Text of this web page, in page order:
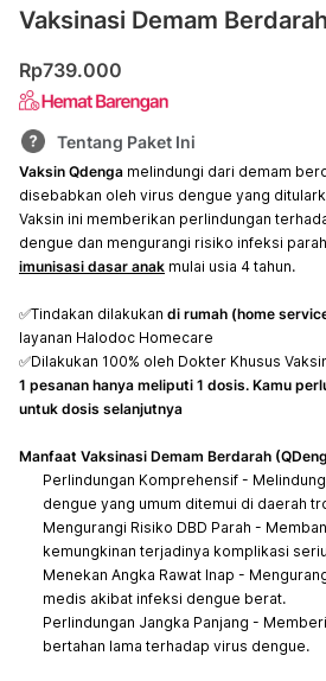
Vaksinasi Demam
Rp739.000
Tentang Paket Ini
Vaksin Qdenga melindungi dari demam
disebabkan oleh virus dengue yang
Vaksin ini memberikan perlindungan
dengue dan mengurangi risiko infeksi
imunisasi dasar anak mulai usia 4 tahun.
✅Tindakan dilakukan di rumah (home
layanan Halodoc Homecare
✅Dilakukan 100% oleh Dokter Khusus
1 pesanan hanya meliputi 1 dosis. Kamu
untuk dosis selanjutnya
Manfaat Vaksinasi Demam Berdarah
Perlindungan Komprehensif -
dengue yang umum ditemui di daerah
Mengurangi Risiko DBD Parah -
kemungkinan terjadinya komplikasi
Menekan Angka Rawat Inap -
medis akibat infeksi dengue berat.
Perlindungan Jangka Panjang -
bertahan lama terhadap virus dengue.